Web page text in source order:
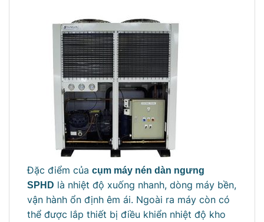
Đặc điểm của cụm máy nén dàn ngưng
SPHD là nhiệt độ xuống nhanh, dòng máy bền,
vận hành ổn định êm ái. Ngoài ra máy còn có
thể được lắp thiết bị điều khiển nhiệt độ kho